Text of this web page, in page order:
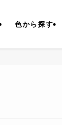
色から探す